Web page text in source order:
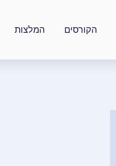
הקורסים המלצות